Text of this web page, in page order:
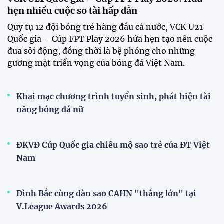
hình mạnh nhất trước Campuchia"
CĐV vượt gần 80 km từ 5h30 sáng để mua vé xem
tuyển Việt Nam
Tuyển Việt Nam đối đầu Malaysia ở bán kết
ASEAN Cup 2026?
Đội tuyển nữ Việt Nam